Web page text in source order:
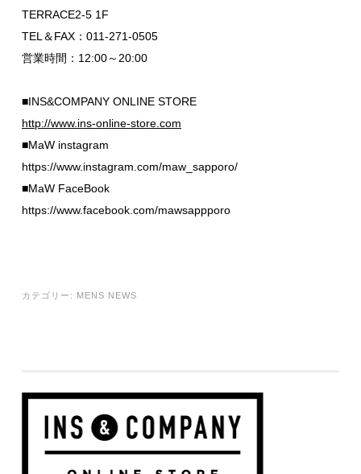
TERRACE2-5 1F
TEL＆FAX：011-271-0505
営業時間：12:00～20:00
■INS&COMPANY ONLINE STORE
http://www.ins-online-store.com
■MaW instagram
https://www.instagram.com/maw_sapporo/
■MaW FaceBook
https://www.facebook.com/mawsappporo
カテゴリー: MENS NEWS